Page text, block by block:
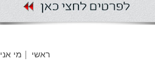
ראשי מי אני